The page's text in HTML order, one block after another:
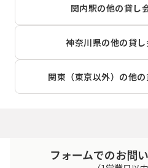
関内駅の他の貸し
神奈川県の他の貸
関東（東京以外） の他
フォームでのお問